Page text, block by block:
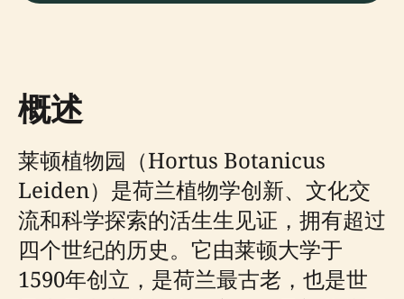
概述
莱顿植物园（Hortus Botanicus
Leiden）是荷兰植物学创新、文化交
流和科学探索的活生生见证，拥有超过
四个世纪的历史。它由莱顿大学于
1590年创立，是荷兰最古老，也是世